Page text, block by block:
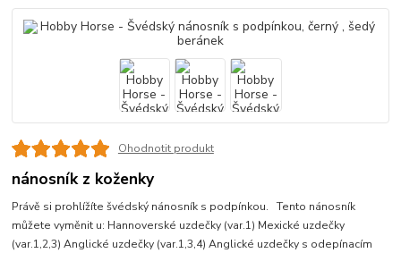
Ohodnotit produkt
nánosník z koženky
Právě si prohlížíte švédský nánosník s podpínkou. Tento nánosník
můžete vyměnit u: Hannoverské uzdečky (var.1) Mexické uzdečky
(var.1,2,3) Anglické uzdečky (var.1,3,4) Anglické uzdečky s odepínacím